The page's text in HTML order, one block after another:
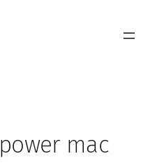
power mac